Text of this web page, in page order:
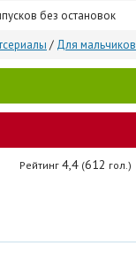
без остановок
/ Для мальчиков
Рейтинг 4,4(612 гол.)